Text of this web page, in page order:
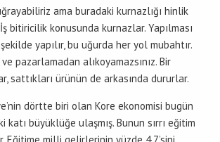
ama buradaki kurnazlığı hinlik
bitiricilik konusunda kurnazlar. Yapılması
yapılır, bu uğurda her yol mubahtır.
pazarlamadan alıkoyamazsınız. Bir
sattıkları ürünün de arkasında dururlar.
dörtte biri olan Kore ekonomisi bugün
katı büyüklüğe ulaşmış. Bunun sırrı eğitim